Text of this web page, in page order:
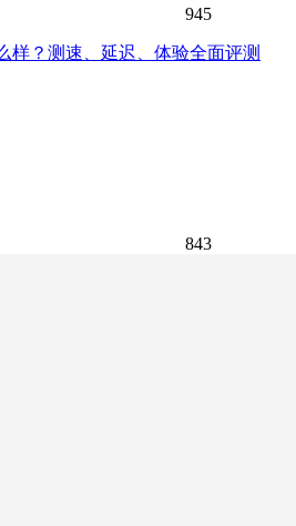
945
样？测速、延迟、体验全面评测
843